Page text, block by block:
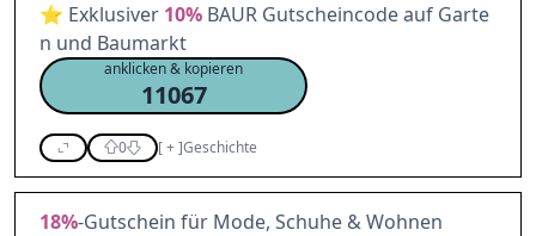
⭐ Exklusiver 10% BAUR Gutscheincode auf Garte
n und Baumarkt
anklicken & kopieren
11067
0 [+]Geschichte
18%-Gutschein für Mode, Schuhe & Wohnen